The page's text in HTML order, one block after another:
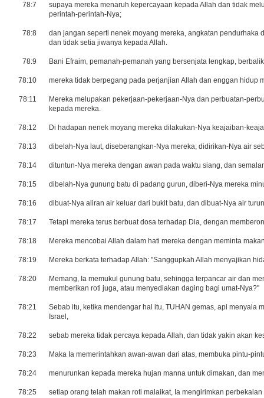
78:7
supaya mereka menaruh kepercayaan kepada Allah dan tidak
perintah-perintah-Nya;
78:8
dan jangan seperti nenek moyang mereka, angkatan pendurhaka
dan tidak setia jiwanya kepada Allah.
78:9 Bani Efraim, pemanah-pemanah yang bersenjata lengkap,
78:10 mereka tidak berpegang pada perjanjian Allah dan enggan hidup
78:11
Mereka melupakan pekerjaan-pekerjaan-Nya dan perbuatan-
kepada mereka.
78:12 Di hadapan nenek moyang mereka dilakukan-Nya keajaiban-
78:13 dibelah-Nya laut, diseberangkan-Nya mereka; didirikan-Nya air
78:14 dituntun-Nya mereka dengan awan pada waktu siang, dan
78:15 dibelah-Nya gunung batu di padang gurun, diberi-Nya mereka
78:16 dibuat-Nya aliran air keluar dari bukit batu, dan dibuat-Nya air
78:17 Tetapi mereka terus berbuat dosa terhadap Dia, dengan
78:18 Mereka mencobai Allah dalam hati mereka dengan meminta
78:19 Mereka berkata terhadap Allah: "Sanggupkah Allah menyajikan
78:20
Memang, Ia memukul gunung batu, sehingga terpancar air dan
memberikan roti juga, atau menyediakan daging bagi umat-Nya?"
78:21
Sebab itu, ketika mendengar hal itu, TUHAN gemas, api menyala
Israel,
78:22 sebab mereka tidak percaya kepada Allah, dan tidak yakin akan
78:23 Maka Ia memerintahkan awan-awan dari atas, membuka pintu-
78:24 menurunkan kepada mereka hujan manna untuk dimakan, dan
78:25 setiap orang telah makan roti malaikat, Ia mengirimkan